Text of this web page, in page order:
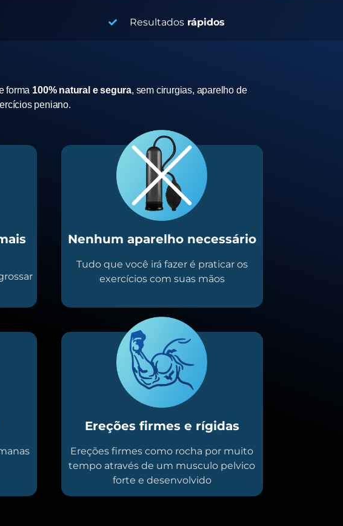
Resultadosrápidos
forma 100% natural e segura, sem cirurgias, aparelho de
peniano.
Nenhum aparelho necessário
Tudo que você irá fazer é praticar os
exercícios com suas mãos
Ereções firmes e rígidas
Ereções firmes como rocha por muito
tempo através de um musculo pelvico
forte e desenvolvido